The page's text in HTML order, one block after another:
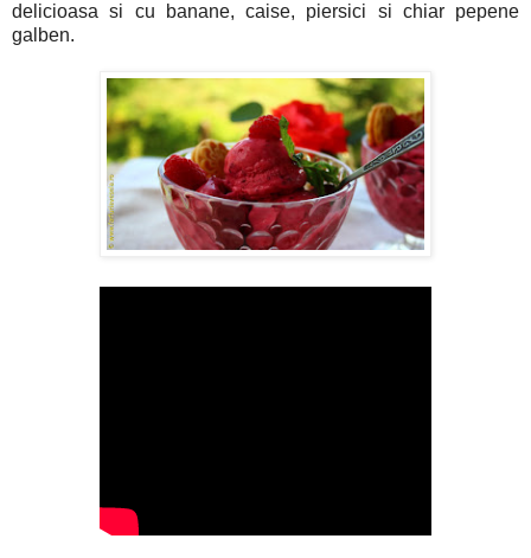
delicioasa si cu banane, caise, piersici si chiar pepene
galben.